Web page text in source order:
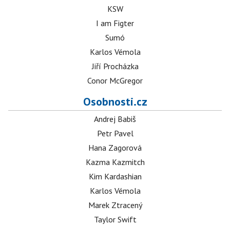
KSW
I am Figter
Sumó
Karlos Vémola
Jiří Procházka
Conor McGregor
Osobnosti.cz
Andrej Babiš
Petr Pavel
Hana Zagorová
Kazma Kazmitch
Kim Kardashian
Karlos Vémola
Marek Ztracený
Taylor Swift